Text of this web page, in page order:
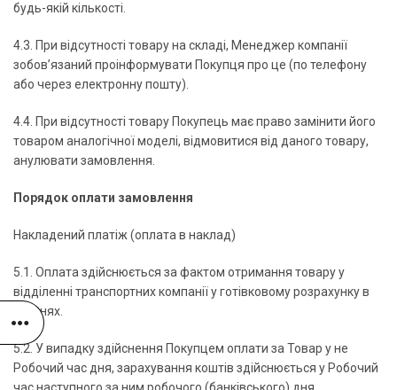
будь-якій кількості.
4.3. При відсутності товару на складі, Менеджер компанії
зобов’язаний проінформувати Покупця про це (по телефону
або через електронну пошту).
4.4. При відсутності товару Покупець має право замінити його
товаром аналогічної моделі, відмовитися від даного товару,
анулювати замовлення.
Порядок оплати замовлення
Накладений платіж (оплата в наклад)
5.1. Оплата здійснюється за фактом отримання товару у
відділенні транспортних компанії у готівковому розрахунку в
гривнях.
5.2. У випадку здійснення Покупцем оплати за Товар у не
Робочий час дня, зарахування коштів здійснюється у Робочий